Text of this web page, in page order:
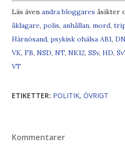
Läs även andra bloggares åsikter
åklagare, polis, anhållan, mord,
Härnösand, psykisk ohälsa AB1, DN
VK, FB, NSD, NT, NK12, SSv, HD,
VT
ETIKETTER: POLITIK ÖVRIGT
Kommentarer